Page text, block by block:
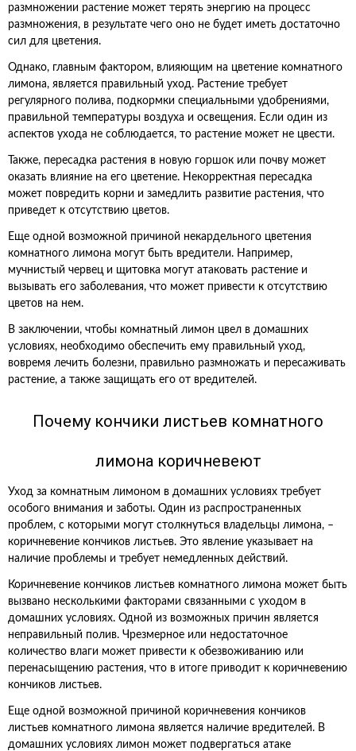
размножении растение может терять энергию на процесс
размножения, в результате чего оно не будет иметь достаточно
сил для цветения.
Однако, главным фактором, влияющим на цветение комнатного
лимона, является правильный уход. Растение требует
регулярного полива, подкормки специальными удобрениями,
правильной температуры воздуха и освещения. Если один из
аспектов ухода не соблюдается, то растение может не цвести.
Также, пересадка растения в новую горшок или почву может
оказать влияние на его цветение. Некорректная пересадка
может повредить корни и замедлить развитие растения, что
приведет к отсутствию цветов.
Еще одной возможной причиной некардельного цветения
комнатного лимона могут быть вредители. Например,
мучнистый червец и щитовка могут атаковать растение и
вызывать его заболевания, что может привести к отсутствию
цветов на нем.
В заключении, чтобы комнатный лимон цвел в домашних
условиях, необходимо обеспечить ему правильный уход,
вовремя лечить болезни, правильно размножать и пересаживать
растение, а также защищать его от вредителей.
Почему кончики листьев комнатного
лимона коричневеют
Уход за комнатным лимоном в домашних условиях требует
особого внимания и заботы. Один из распространенных
проблем, с которыми могут столкнуться владельцы лимона, –
коричневение кончиков листьев. Это явление указывает на
наличие проблемы и требует немедленных действий.
Коричневение кончиков листьев комнатного лимона может быть
вызвано несколькими факторами связанными с уходом в
домашних условиях. Одной из возможных причин является
неправильный полив. Чрезмерное или недостаточное
количество влаги может привести к обезвоживанию или
перенасыщению растения, что в итоге приводит к коричневению
кончиков листьев.
Еще одной возможной причиной коричневения кончиков
листьев комнатного лимона является наличие вредителей. В
домашних условиях лимон может подвергаться атаке